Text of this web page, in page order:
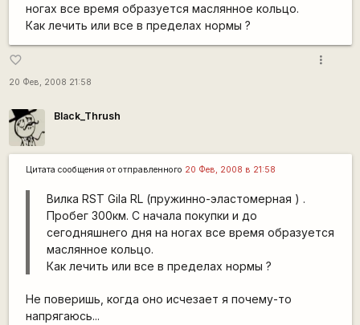
ногах все время образуется маслянное кольцо.
Как лечить или все в пределах нормы ?
favorite_border
20 Фев, 2008 21:58
more_vert
Black_Thrush
Цитата сообщения от отправленного 20 Фев, 2008 в 21:58
Вилка RST Gila RL (пружинно-эластомерная ) .
Пробег 300км. С начала покупки и до
сегодняшнего дня на ногах все время образуется
маслянное кольцо.
Как лечить или все в пределах нормы ?
Не поверишь, когда оно исчезает я почему-то
напрягаюсь...